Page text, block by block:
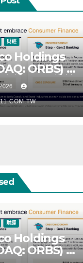
財經
Holdings
ORBS) 公
約 3.37 億美
OpenAI、
Industries、超
枚以太幣
財經
Holdings
ORBS) 公